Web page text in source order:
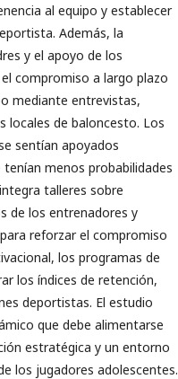
al equipo y establecer
Además, la
y el apoyo de los
compromiso a largo plazo
mediante entrevistas,
locales de baloncesto. Los
sentían apoyados
menos probabilidades
talleres sobre
de los entrenadores y
reforzar el compromiso
los programas de
los índices de retención,
deportistas. El estudio
que debe alimentarse
estratégica y un entorno
los jugadores adolescentes.